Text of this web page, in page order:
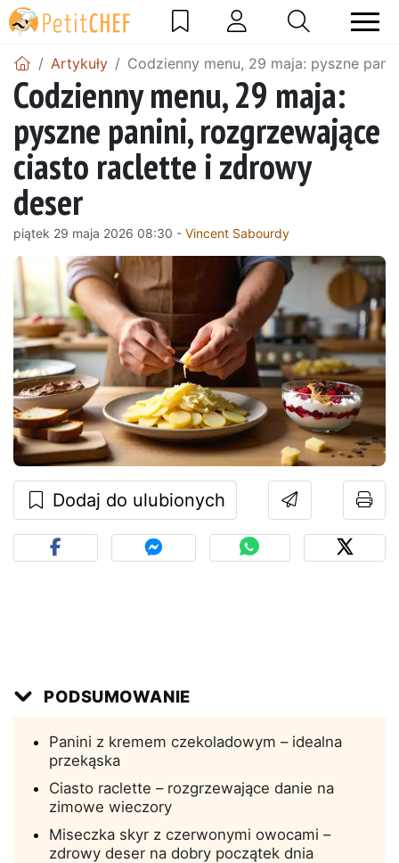
Artykuły Codzienny menu, 29 maja: pyszne
Codzienny menu, 29 maja:
pyszne panini, rozgrzewające
ciasto raclette i zdrowy
deser
piątek 29 maja 2026 08:30 - Vincent Sabourdy
Dodaj do ulubionych
PODSUMOWANIE
Panini z kremem czekoladowym – idealna
przekąska
Ciasto raclette – rozgrzewające danie na
zimowe wieczory
Miseczka skyr z czerwonymi owocami –
zdrowy deser na dobry początek dnia